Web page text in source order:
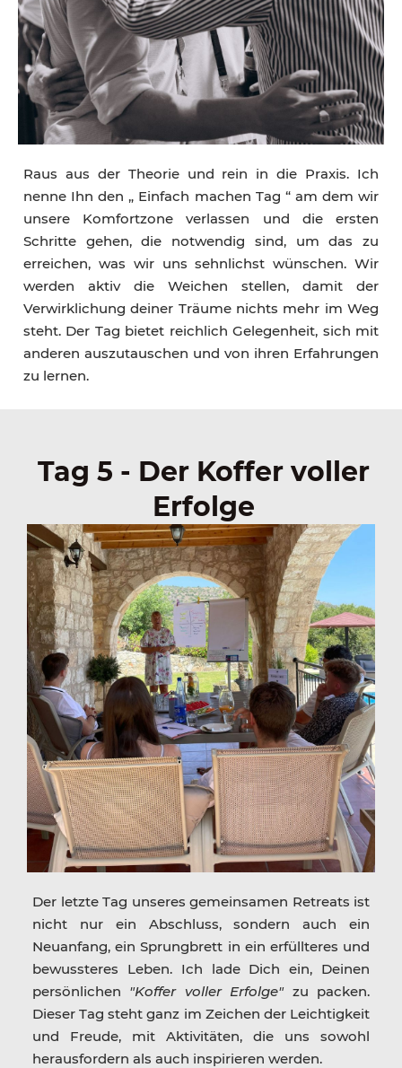
Raus aus der Theorie und rein in die Praxis. Ich
nenne Ihn den „ Einfach machen Tag “ am dem wir
unsere Komfortzone verlassen und die ersten
Schritte gehen, die notwendig sind, um das zu
erreichen, was wir uns sehnlichst wünschen. Wir
werden aktiv die Weichen stellen, damit der
Verwirklichung deiner Träume nichts mehr im Weg
steht. Der Tag bietet reichlich Gelegenheit, sich mit
anderen auszutauschen und von ihren Erfahrungen
zu lernen.
Tag 5 - Der Koffer voller
Erfolge
Der letzte Tag unseres gemeinsamen Retreats ist
nicht nur ein Abschluss, sondern auch ein
Neuanfang, ein Sprungbrett in ein erfüllteres und
bewussteres Leben. Ich lade Dich ein, Deinen
persönlichen "Koffer voller Erfolge" zu packen.
Dieser Tag steht ganz im Zeichen der Leichtigkeit
und Freude, mit Aktivitäten, die uns sowohl
herausfordern als auch inspirieren werden.